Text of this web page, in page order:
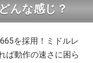
んな感じ？
を採用！ミドルレ
ば動作の速さに困ら